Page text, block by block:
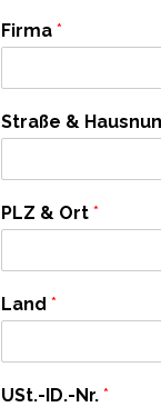
Firma *
Straße &
PLZ & Ort *
Land *
USt.-ID.-Nr. *